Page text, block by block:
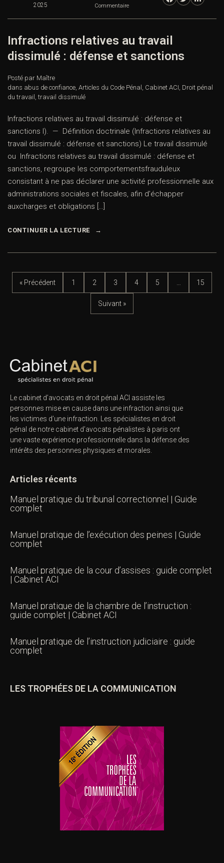
2025 Commentaire
Infractions relatives au travail
dissimulé : défense et sanctions
Posté par Maître
dans abus de confiance, Articles du Code Pénal , Cabinet ACI, Droit pénal
du travail , travail dissimulé
Infractions relatives au travail dissimulé : défense et
sanctions I). — Définition doctrinale (Infractions relatives au
travail dissimulé : défense et sanctions) Le travail dissimulé
ou Infractions relatives au travail dissimulé : défense et
sanctions, regroupe les comportementsfrauduleux
consistant à ne pas déclarer une activité professionnelle aux
administrations sociales et fiscales, afin d’échapper
auxcharges et obligations […]
CONTINUER LA LECTURE
« Précédent 1 2 3 4 5 15
Suivant »
Le cabinet d’avocats en droit pénal ACI assiste les
personnes mise en cause dans une infraction ainsi que
les victimes d’une infraction. Les spécialistes en droit
pénal de notre cabinet d’avocats pénalistes à paris ont
une vaste expérience professionnelle dans la défense des
intérêts des personnes physiques et morales.
Articles récents
Manuel pratique du tribunal correctionnel | Guide
complet
Manuel pratique de l’exécution des peines | Guide
complet
Manuel pratique de la cour d’assises : guide complet
| Cabinet ACI
Manuel pratique de la chambre de l’instruction :
guide complet | Cabinet ACI
Manuel pratique de l’instruction judiciaire : guide
complet
LES TROPHÉES DE LA COMMUNICATION